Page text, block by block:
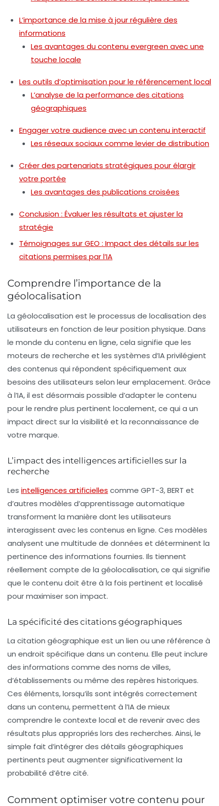
L’importance de la mise à jour régulière des
informations
Les avantages du contenu evergreen avec une
touche locale
Les outils d’optimisation pour le référencement local
L’analyse de la performance des citations
géographiques
Engager votre audience avec un contenu interactif
Les réseaux sociaux comme levier de distribution
Créer des partenariats stratégiques pour élargir
votre portée
Les avantages des publications croisées
Conclusion : Évaluer les résultats et ajuster la
stratégie
Témoignages sur GEO : Impact des détails sur les
citations permises par l’IA
Comprendre l’importance de la
géolocalisation
La géolocalisation est le processus de localisation des
utilisateurs en fonction de leur position physique. Dans
le monde du contenu en ligne, cela signifie que les
moteurs de recherche et les systèmes d’IA privilégient
des contenus qui répondent spécifiquement aux
besoins des utilisateurs selon leur emplacement. Grâce
à l’IA, il est désormais possible d’adapter le contenu
pour le rendre plus pertinent localement, ce qui a un
impact direct sur la visibilité et la reconnaissance de
votre marque.
L’impact des intelligences artificielles sur la
recherche
Les intelligences artificielles comme GPT-3, BERT et
d’autres modèles d’apprentissage automatique
transforment la manière dont les utilisateurs
interagissent avec les contenus en ligne. Ces modèles
analysent une multitude de données et déterminent la
pertinence des informations fournies. Ils tiennent
réellement compte de la géolocalisation, ce qui signifie
que le contenu doit être à la fois pertinent et localisé
pour maximiser son impact.
La spécificité des citations géographiques
La citation géographique est un lien ou une référence à
un endroit spécifique dans un contenu. Elle peut inclure
des informations comme des noms de villes,
d’établissements ou même des repères historiques.
Ces éléments, lorsqu’ils sont intégrés correctement
dans un contenu, permettent à l’IA de mieux
comprendre le contexte local et de revenir avec des
résultats plus appropriés lors des recherches. Ainsi, le
simple fait d’intégrer des détails géographiques
pertinents peut augmenter significativement la
probabilité d’être cité.
Comment optimiser votre contenu pour